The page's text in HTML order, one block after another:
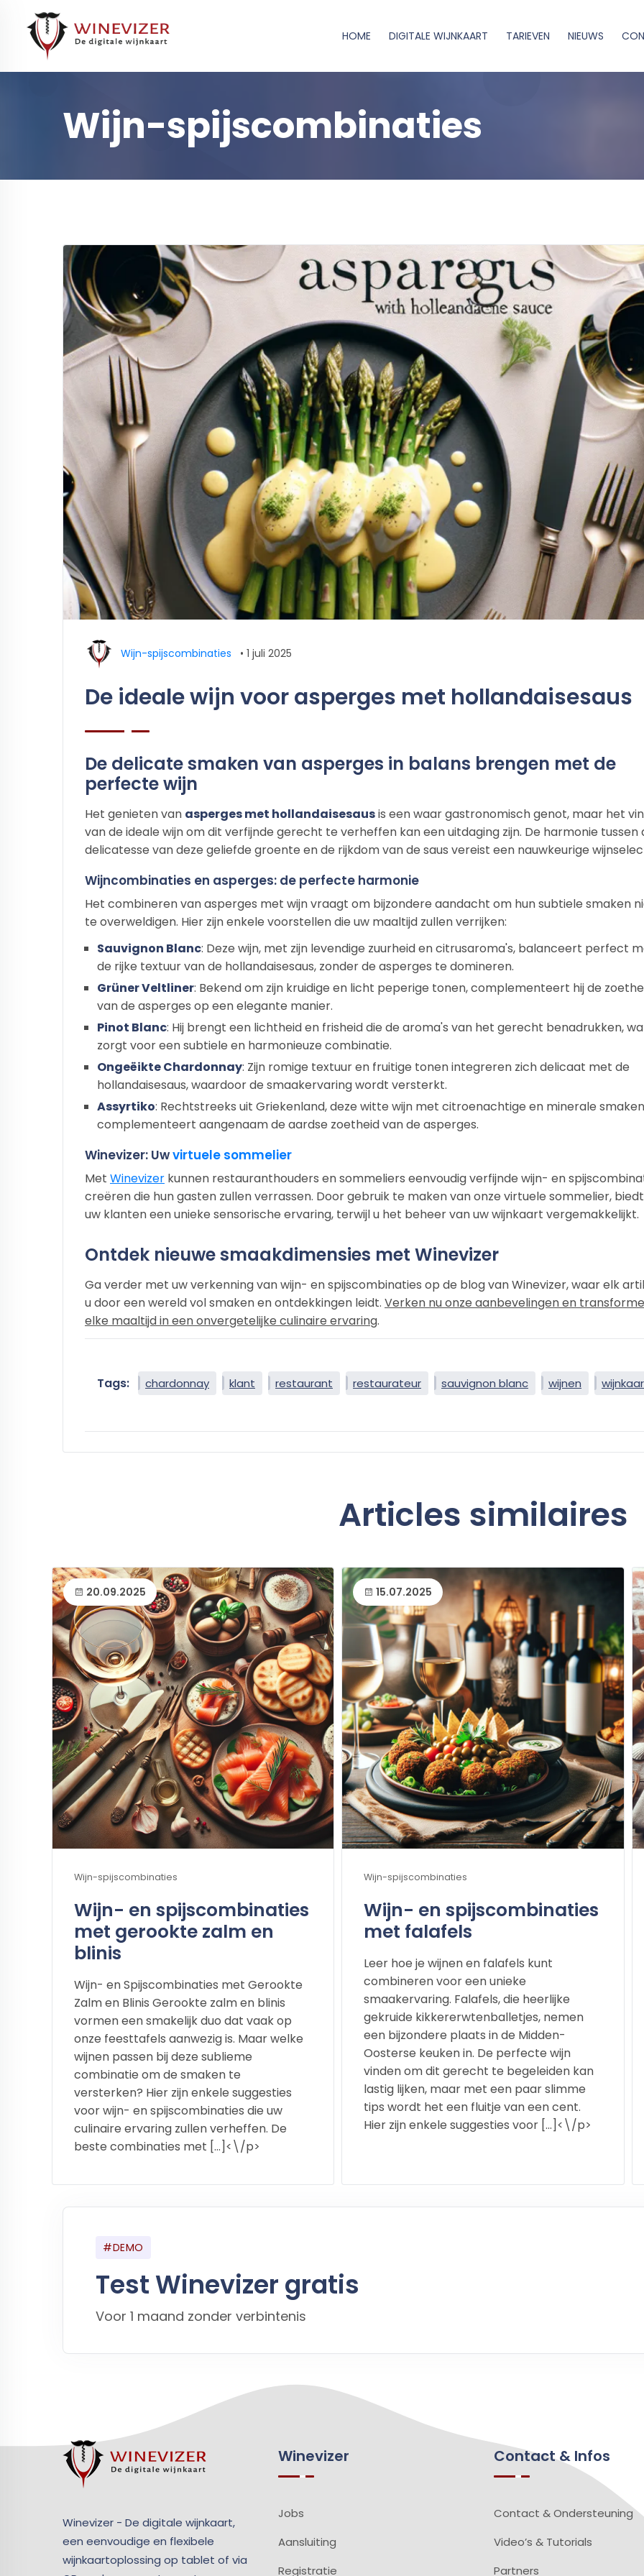
HOME DIGITALE WIJNKAART TARIEVEN NIEUWS
Wijn-spijscombinaties
Wijn-spijscombinaties • 1 juli 2025
De ideale wijn voor asperges met hollandaisesaus
De delicate smaken van asperges in balans brengen met de
perfecte wijn
Het genieten van asperges met hollandaisesausis een waar gastronomisch genot, maar het
van de ideale wijn om dit verfijnde gerecht te verheffen kan een uitdaging zijn. De harmonie tussen
delicatesse van deze geliefde groente en de rijkdom van de saus vereist een nauwkeurige
Wijncombinaties en asperges: de perfecte harmonie
Het combineren van asperges met wijn vraagt om bijzondere aandacht om hun subtiele smaken
te overweldigen. Hier zijn enkele voorstellen die uw maaltijd zullen verrijken:
Sauvignon Blanc: Deze wijn, met zijn levendige zuurheid en citrusaroma's, balanceert perfect
de rijke textuur van de hollandaisesaus, zonder de asperges te domineren.
Grüner Veltliner: Bekend om zijn kruidige en licht peperige tonen, complementeert hij de
van de asperges op een elegante manier.
Pinot Blanc: Hij brengt een lichtheid en frisheid die de aroma's van het gerecht benadrukken,
zorgt voor een subtiele en harmonieuze combinatie.
Ongeëikte Chardonnay: Zijn romige textuur en fruitige tonen integreren zich delicaat met de
hollandaisesaus, waardoor de smaakervaring wordt versterkt.
Assyrtiko: Rechtstreeks uit Griekenland, deze witte wijn met citroenachtige en minerale smaken
complementeert aangenaam de aardse zoetheid van de asperges.
Winevizer: Uwvirtuele sommelier
Met Winevizer kunnen restauranthouders en sommeliers eenvoudig verfijnde wijn- en
creëren die hun gasten zullen verrassen. Door gebruik te maken van onze virtuele sommelier,
uw klanten een unieke sensorische ervaring, terwijl u het beheer van uw wijnkaart vergemakkelijkt.
Ontdek nieuwe smaakdimensies met Winevizer
Ga verder met uw verkenning van wijn- en spijscombinaties op de blog van Winevizer, waar elk
u door een wereld vol smaken en ontdekkingen leidt. Verken nu onze aanbevelingen en
elke maaltijd in een onvergetelijke culinaire ervaring.
Tags: chardonnay klant restaurant restaurateur sauvignon blanc wijnen
Articles similaires
20.09.2025
Wijn-spijscombinaties
Wijn- en spijscombinaties
met gerookte zalm en
blinis
Wijn- en Spijscombinaties met Gerookte
Zalm en Blinis Gerookte zalm en blinis
vormen een smakelijk duo dat vaak op
onze feesttafels aanwezig is. Maar welke
wijnen passen bij deze sublieme
combinatie om de smaken te
versterken? Hier zijn enkele suggesties
voor wijn- en spijscombinaties die uw
culinaire ervaring zullen verheffen. De
beste combinaties met […]<\/p>
15.07.2025
Wijn-spijscombinaties
Wijn- en spijscombinaties
met falafels
Leer hoe je wijnen en falafels kunt
combineren voor een unieke
smaakervaring. Falafels, die heerlijke
gekruide kikkererwtenballetjes, nemen
een bijzondere plaats in de Midden-
Oosterse keuken in. De perfecte wijn
vinden om dit gerecht te begeleiden kan
lastig lijken, maar met een paar slimme
tips wordt het een fluitje van een cent.
Hier zijn enkele suggesties voor […]<\/p>
#DEMO
Test Winevizer gratis
Voor 1 maand zonder verbintenis
Winevizer - De digitale wijnkaart,
een eenvoudige en flexibele
wijnkaartoplossing op tablet of via
Winevizer
Jobs
Aansluiting
Registratie
Contact & Infos
Contact & Ondersteuning
Video’s & Tutorials
Partners